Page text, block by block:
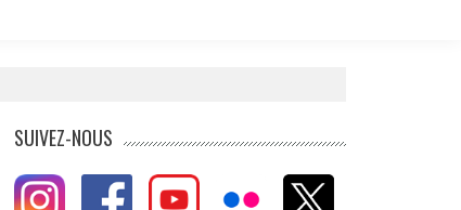
SUIVEZ-NOUS